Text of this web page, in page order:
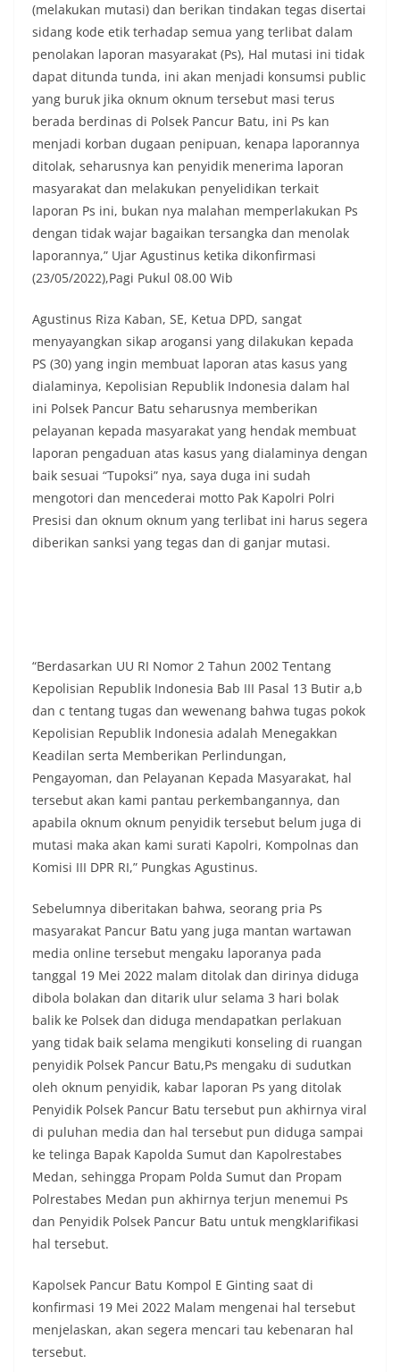
(melakukan mutasi) dan berikan tindakan tegas disertai
sidang kode etik terhadap semua yang terlibat dalam
penolakan laporan masyarakat (Ps), Hal mutasi ini tidak
dapat ditunda tunda, ini akan menjadi konsumsi public
yang buruk jika oknum oknum tersebut masi terus
berada berdinas di Polsek Pancur Batu, ini Ps kan
menjadi korban dugaan penipuan, kenapa laporannya
ditolak, seharusnya kan penyidik menerima laporan
masyarakat dan melakukan penyelidikan terkait
laporan Ps ini, bukan nya malahan memperlakukan Ps
dengan tidak wajar bagaikan tersangka dan menolak
laporannya,” Ujar Agustinus ketika dikonfirmasi
(23/05/2022),Pagi Pukul 08.00 Wib
Agustinus Riza Kaban, SE, Ketua DPD, sangat
menyayangkan sikap arogansi yang dilakukan kepada
PS (30) yang ingin membuat laporan atas kasus yang
dialaminya, Kepolisian Republik Indonesia dalam hal
ini Polsek Pancur Batu seharusnya memberikan
pelayanan kepada masyarakat yang hendak membuat
laporan pengaduan atas kasus yang dialaminya dengan
baik sesuai “Tupoksi” nya, saya duga ini sudah
mengotori dan mencederai motto Pak Kapolri Polri
Presisi dan oknum oknum yang terlibat ini harus segera
diberikan sanksi yang tegas dan di ganjar mutasi.
“Berdasarkan UU RI Nomor 2 Tahun 2002 Tentang
Kepolisian Republik Indonesia Bab III Pasal 13 Butir a,b
dan c tentang tugas dan wewenang bahwa tugas pokok
Kepolisian Republik Indonesia adalah Menegakkan
Keadilan serta Memberikan Perlindungan,
Pengayoman, dan Pelayanan Kepada Masyarakat, hal
tersebut akan kami pantau perkembangannya, dan
apabila oknum oknum penyidik tersebut belum juga di
mutasi maka akan kami surati Kapolri, Kompolnas dan
Komisi III DPR RI,” Pungkas Agustinus.
Sebelumnya diberitakan bahwa, seorang pria Ps
masyarakat Pancur Batu yang juga mantan wartawan
media online tersebut mengaku laporanya pada
tanggal 19 Mei 2022 malam ditolak dan dirinya diduga
dibola bolakan dan ditarik ulur selama 3 hari bolak
balik ke Polsek dan diduga mendapatkan perlakuan
yang tidak baik selama mengikuti konseling di ruangan
penyidik Polsek Pancur Batu,Ps mengaku di sudutkan
oleh oknum penyidik, kabar laporan Ps yang ditolak
Penyidik Polsek Pancur Batu tersebut pun akhirnya viral
di puluhan media dan hal tersebut pun diduga sampai
ke telinga Bapak Kapolda Sumut dan Kapolrestabes
Medan, sehingga Propam Polda Sumut dan Propam
Polrestabes Medan pun akhirnya terjun menemui Ps
dan Penyidik Polsek Pancur Batu untuk mengklarifikasi
hal tersebut.
Kapolsek Pancur Batu Kompol E Ginting saat di
konfirmasi 19 Mei 2022 Malam mengenai hal tersebut
menjelaskan, akan segera mencari tau kebenaran hal
tersebut.